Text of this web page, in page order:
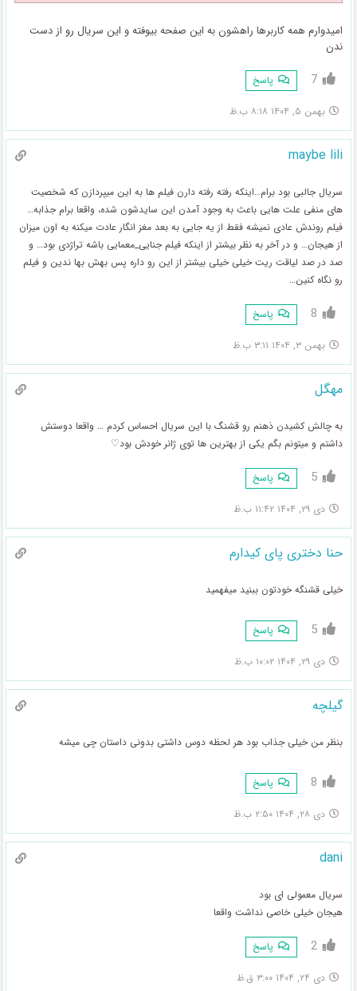
امیدوارم همه کاربرها راهشون به این صفحه بیوفته و این سریال رو از دست
ندن
7 پاسخ
بهمن ۵, ۱۴۰۴ ۸:۱۸ ب.ظ
maybe lili
سریال جالبی بود برام…اینکه رفته رفته دارن فیلم ها به این میپردازن که شخصیت
های منفی علت هایی باعث به وجود آمدن این سایدشون شده، واقعا برام جذابه…
فیلم روندش عادی نمیشه فقط از یه جایی به بعد مغز انگار عادت میکنه به اون میزان
از هیجان… و در آخر به نظر بیشتر از اینکه فیلم جنایی_معمایی باشه تراژدی بود… و
صد در صد لیاقت ریت خیلی خیلی بیشتر از این رو داره پس بهش بها ندین و فیلم
رو نگاه کنین…
8 پاسخ
بهمن ۳, ۱۴۰۴ ۳:۱۱ ب.ظ
مهگل
به چالش کشیدن ذهنم رو قشنگ با این سریال احساس کردم … واقعا دوستش
داشتم و میتونم بگم یکی از بهترین ها توی ژانر خودش بود♡
5 پاسخ
دی ۲۹, ۱۴۰۴ ۱۱:۴۲ ب.ظ
حنا دختری پای کیدارم
خیلی قشنگه خودتون ببنید میفهمید
5 پاسخ
دی ۲۹, ۱۴۰۴ ۱۰:۰۲ ب.ظ
گیلچه
بنظر من خیلی جذاب بود هر لحظه دوس داشتی بدونی داستان چی میشه
8 پاسخ
دی ۲۸, ۱۴۰۴ ۲:۵۰ ب.ظ
dani
سریال معمولی ای بود
هیجان خیلی خاصی نداشت واقعا
2 پاسخ
دی ۲۴, ۱۴۰۴ ۳:۰۰ ق.ظ